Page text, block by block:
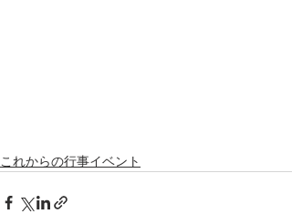
これからの行事イベント